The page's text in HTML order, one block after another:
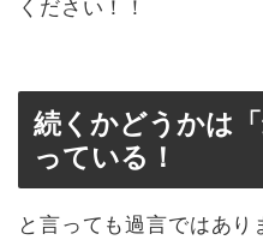
ください！！
続くかどうかは
っている！
と言っても過言ではあり